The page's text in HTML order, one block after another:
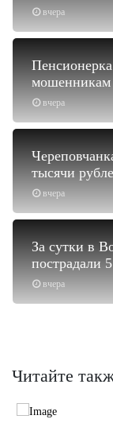
вчера
вчера
мошенникам
вчера
тысячи
вчера
За сутки в
пострадали
Читайте